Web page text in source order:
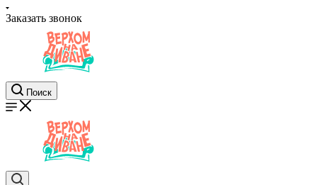
Заказать звонок
Поиск